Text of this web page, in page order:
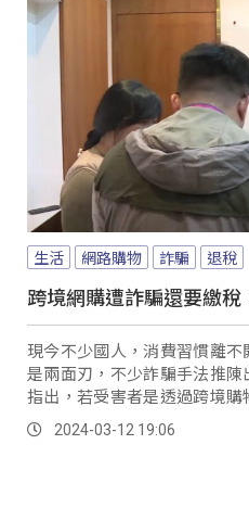
生活 網路購物 詐騙 退稅
跨境網購遭詐騙還要繳
現今不少國人，消費習慣離
是兩面刃，不少詐騙手法推
指出，若受害者是透過跨境購
不符，想要拿回已支付的錢，
2024-03-12 19:06